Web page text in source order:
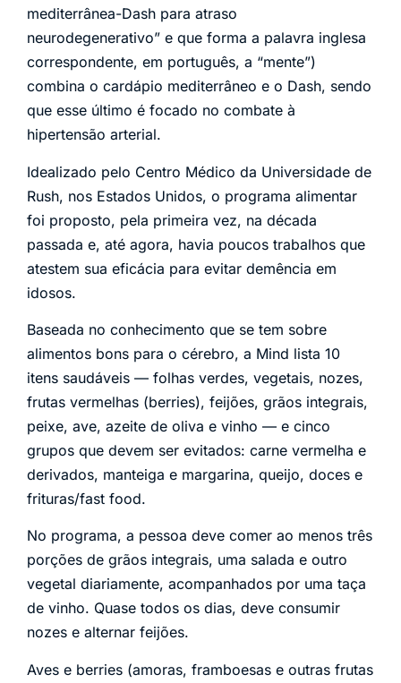
mediterrânea-Dash para atraso
neurodegenerativo” e que forma a palavra inglesa
correspondente, em português, a “mente”)
combina o cardápio mediterrâneo e o Dash, sendo
que esse último é focado no combate à
hipertensão arterial.
Idealizado pelo Centro Médico da Universidade de
Rush, nos Estados Unidos, o programa alimentar
foi proposto, pela primeira vez, na década
passada e, até agora, havia poucos trabalhos que
atestem sua eficácia para evitar demência em
idosos.
Baseada no conhecimento que se tem sobre
alimentos bons para o cérebro, a Mind lista 10
itens saudáveis — folhas verdes, vegetais, nozes,
frutas vermelhas (berries), feijões, grãos integrais,
peixe, ave, azeite de oliva e vinho — e cinco
grupos que devem ser evitados: carne vermelha e
derivados, manteiga e margarina, queijo, doces e
frituras/fast food.
No programa, a pessoa deve comer ao menos três
porções de grãos integrais, uma salada e outro
vegetal diariamente, acompanhados por uma taça
de vinho. Quase todos os dias, deve consumir
nozes e alternar feijões.
Aves e berries (amoras, framboesas e outras frutas